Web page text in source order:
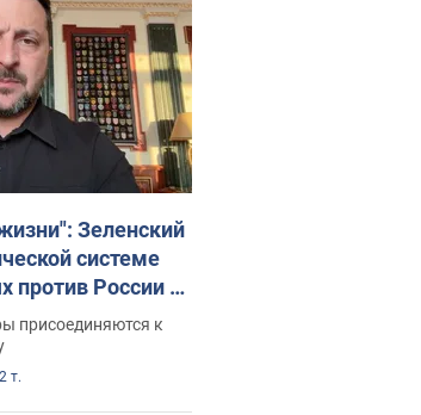
Зеленский
системе
против России и
Видео
присоединяются к
т.